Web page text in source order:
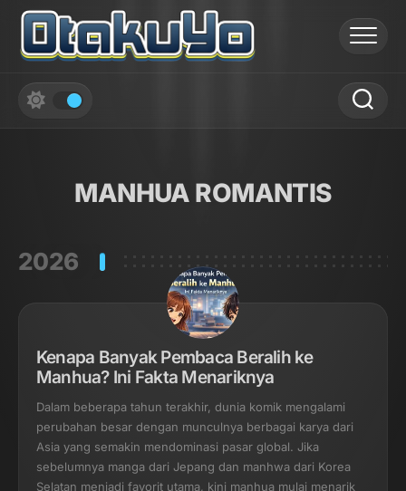
Skip
content
MANHUA ROMANTIS
2026
Kenapa Banyak Pembaca Beralih ke
Manhua? Ini Fakta Menariknya
Dalam beberapa tahun terakhir, dunia komik mengalami
perubahan besar dengan munculnya berbagai karya dari
Asia yang semakin mendominasi pasar global. Jika
sebelumnya manga dari Jepang dan manhwa dari Korea
Selatan menjadi favorit utama, kini manhua mulai menarik